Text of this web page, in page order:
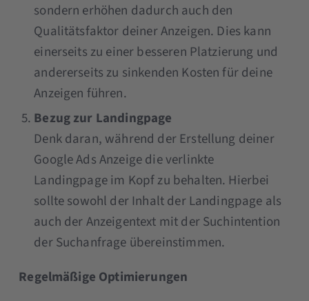
sondern erhöhen dadurch auch den
Qualitätsfaktor deiner Anzeigen. Dies kann
einerseits zu einer besseren Platzierung und
andererseits zu sinkenden Kosten für deine
Anzeigen führen.
Bezug zur Landingpage
Denk daran, während der Erstellung deiner
Google Ads Anzeige die verlinkte
Landingpage im Kopf zu behalten. Hierbei
sollte sowohl der Inhalt der Landingpage als
auch der Anzeigentext mit der Suchintention
der Suchanfrage übereinstimmen.
Regelmäßige Optimierungen